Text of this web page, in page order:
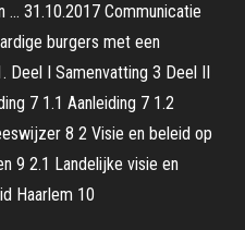
… 31.10.2017 Communicatie
burgers met een
Deel I Samenvatting 3 Deel II
7 1.1 Aanleiding 7 1.2
8 2 Visie en beleid op
9 2.1 Landelijke visie en
Haarlem 10